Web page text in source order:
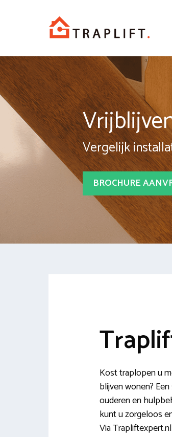
Vergelijk
BROCHURE
Kost traplopen u
blijven wonen?
ouderen en
kunt u zorgeloos
Via